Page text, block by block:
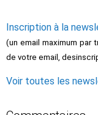
Inscription à la
(un email maximum par
de votre email,
Voir toutes les